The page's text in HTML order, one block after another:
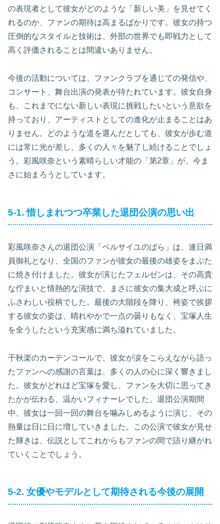
の表現者として彼女がどのような「新しい美」を見せてく
れるのか、ファンの期待は高まるばかりです。彼女の持つ
圧倒的なスタイルと技術は、外部の世界でも即戦力として
高く評価されることは間違いありません。
今後の活動については、ファンクラブを通じての発信や、
コンサート、舞台出演の発表が待たれています。彼女自身
も、これまでにない新しい表現に挑戦したいという意欲を
持っており、アーティストとしての進化が止まることはあ
りません。どのような道を選んだとしても、彼女が歩む道
には常に光が差し、多くの人々を魅了し続けることでしょ
う。彩風咲奈という素晴らしい才能の「第2章」が、今ま
さに始まろうとしています。
5-1. 惜しまれつつ卒業した退団公演の思い出
彩風咲奈さんの退団公演「ベルサイユのばら」は、連日満
員御礼となり、全国のファンが彼女の最後の雄姿をまぶた
に焼き付けました。彼女が演じたフェルゼンは、その高貴
な佇まいと情熱的な演技で、まさに彼女の集大成と呼ぶに
ふさわしい役柄でした。最後の大階段を降り、袴姿で挨拶
する彼女の姿は、晴れやかで一点の曇りもなく、宝塚人生
を全うしたという充実感に満ち溢れていました。
千秋楽のカーテンコールで、彼女が涙をこらえながら語っ
たファンへの感謝の言葉は、多くの人の心に深く響きまし
た。彼女がどれほど宝塚を愛し、ファンを大切に思ってき
たかが伝わる、温かいフィナーレでした。退団公演期間
中、彼女は一回一回の舞台を噛みしめるように演じ、その
熱量は日に日に増していきました。この公演で彼女が見せ
た輝きは、伝説としてこれからもファンの間で語り継がれ
ていくことでしょう。
5-2. 女優やモデルとして期待される今後の展開